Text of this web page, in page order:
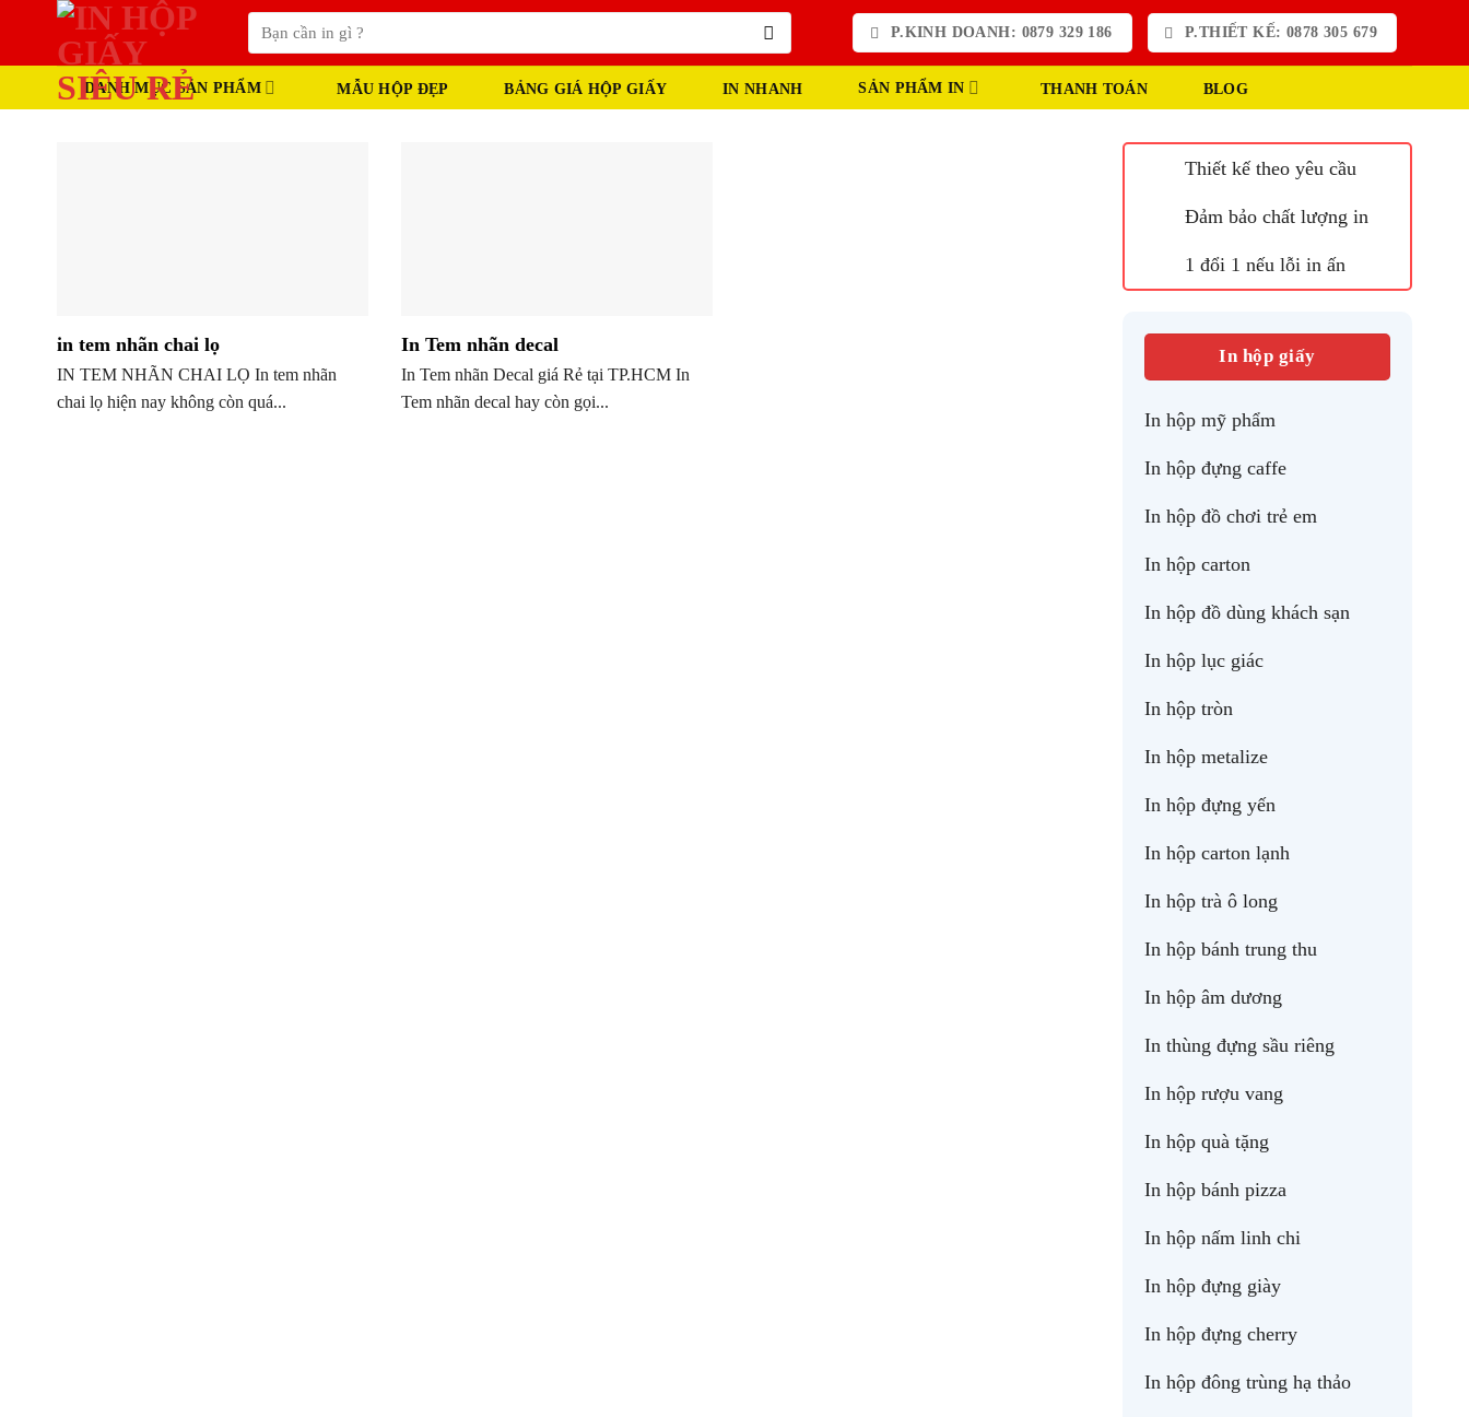
kiếm:
P.KINH DOANH: 0879 329 186 P.THIẾT KẾ: 0878 305 679
DANH MỤC SẢN PHẨM MẪU HỘP ĐẸP BẢNG GIÁ HỘP GIẤY IN NHANH SẢN PHẨM IN THANH TOÁN BLOG
in tem nhãn chai lọ
IN TEM NHÃN CHAI LỌ In tem nhãn
chai lọ hiện nay không còn quá...
In Tem nhãn decal
In Tem nhãn Decal giá Rẻ tại TP.HCM In
Tem nhãn decal hay còn gọi...
Thiết kế theo yêu cầu
Đảm bảo chất lượng in
1 đổi 1 nếu lỗi in ấn
In hộp giấy
In hộp mỹ phẩm
In hộp đựng caffe
In hộp đồ chơi trẻ em
In hộp carton
In hộp đồ dùng khách sạn
In hộp lục giác
In hộp tròn
In hộp metalize
In hộp đựng yến
In hộp carton lạnh
In hộp trà ô long
In hộp bánh trung thu
In hộp âm dương
In thùng đựng sầu riêng
In hộp rượu vang
In hộp quà tặng
In hộp bánh pizza
In hộp nấm linh chi
In hộp đựng giày
In hộp đựng cherry
In hộp đông trùng hạ thảo